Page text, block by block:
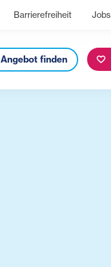
Barrierefreiheit Jobs
Angebot finden